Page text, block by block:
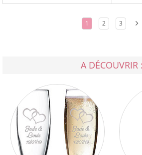
1 2 3
A DÉCOUVRIR :